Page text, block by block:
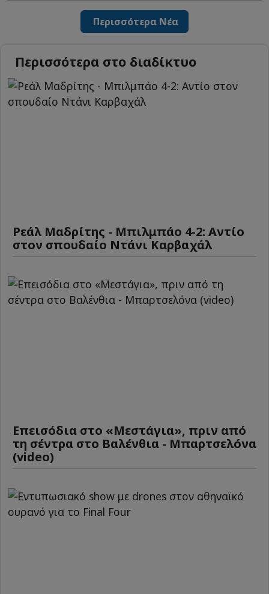
Περισσότερα Νέα
Περισσότερα στο διαδίκτυο
Ρεάλ Μαδρίτης - Μπιλμπάο 4-2: Αντίο
στον σπουδαίο Ντάνι Καρβαχάλ
Επεισόδια στο «Μεστάγια», πριν από
τη σέντρα στο Βαλένθια - Μπαρτσελόνα
(video)